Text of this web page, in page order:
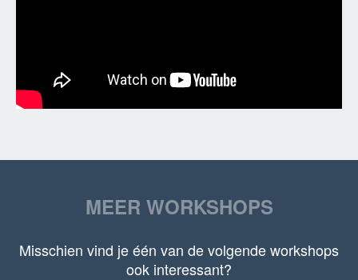
MEER WORKSHOPS
Misschien vind je één van de volgende workshops
ook interessant?